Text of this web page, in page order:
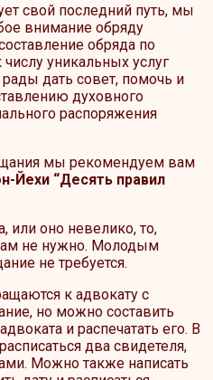
свой последний путь, мы
внимание обряду
обряда по
числу уникальных услуг
дать совет, помочь и
духовного
распоряжения
мы рекомендуем вам
Йехи “Десять правил
или оно невелико, то,
не нужно. Молодым
не требуется.
к адвокату с
но можно составить
и распечатать его. В
два свидетеля,
Можно также написать